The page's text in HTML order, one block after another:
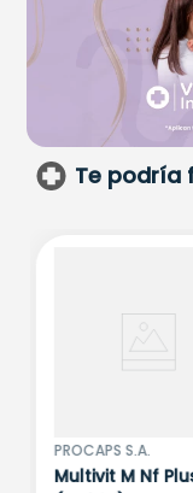
Te podría
PROCAPS S.A.
Multivit M Nf